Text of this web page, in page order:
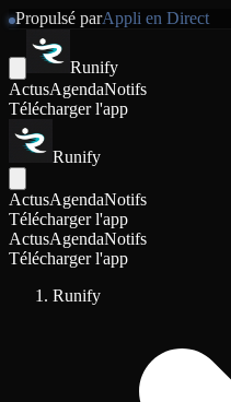
Propulsé parAppli en Direct
Runify
ActusAgendaNotifs
Télécharger l'app
Runify
ActusAgendaNotifs
Télécharger l'app
ActusAgendaNotifs
Télécharger l'app
Runify